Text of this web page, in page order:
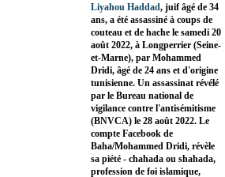
Liyahou Haddad, juif âgé de 34
ans, a été assassiné à coups de
couteau et de hache le samedi 20
août 2022, à Longperrier (Seine-
et-Marne), par Mohammed
Dridi, âgé de 24 ans et d'origine
tunisienne. Un assassinat révélé
par le Bureau national de
vigilance contre l'antisémitisme
(BNVCA) le 28 août 2022. Le
compte Facebook de
Baha/Mohammed Dridi, révèle
sa piété - chahada ou shahada,
profession de foi islamique,